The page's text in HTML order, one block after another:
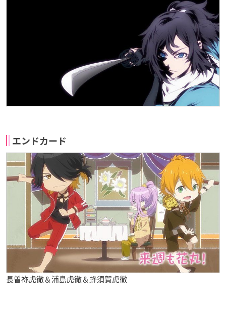
エンドカード
長曽祢虎徹＆浦島虎徹＆蜂須賀虎徹